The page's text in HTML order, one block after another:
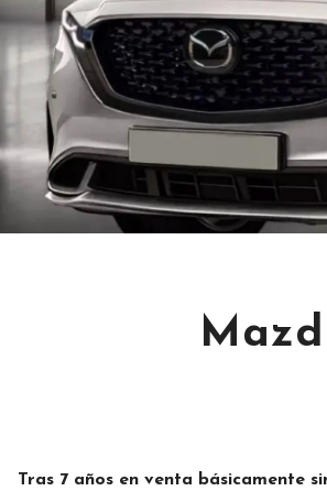
Tras 7 años en venta básicamente